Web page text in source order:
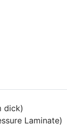
dick)
Laminate)